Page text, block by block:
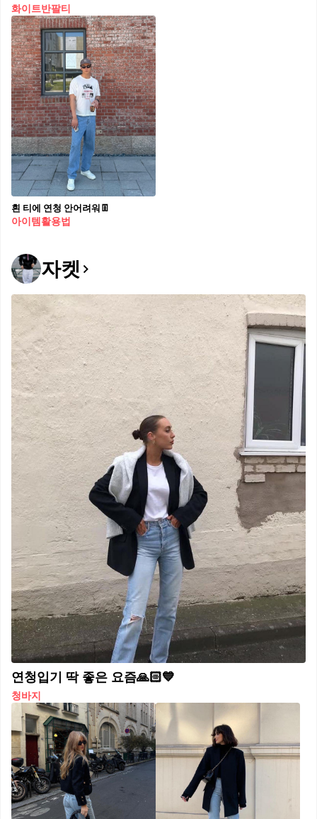
화이트반팔티
흰 티에 연청 안어려워👖
아이템활용법
자켓
연청입기 딱 좋은 요즘🙏🏻💙
청바지